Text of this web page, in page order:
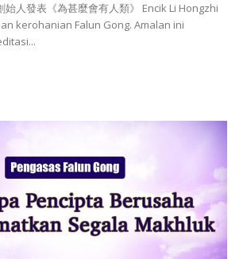
始人發表《為甚麼會有人類》 Encik Li Hongzhi
kerohanian Falun Gong. Amalan ini